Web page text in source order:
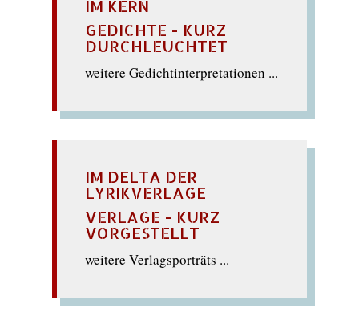
IM KERN
GEDICHTE - KURZ
DURCHLEUCHTET
weitere Gedichtinterpretationen ...
IM DELTA DER
LYRIKVERLAGE
VERLAGE - KURZ
VORGESTELLT
weitere Verlagsporträts ...